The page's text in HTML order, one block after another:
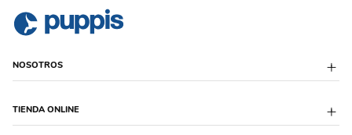
NOSOTROS
TIENDA ONLINE